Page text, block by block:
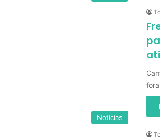
Notícias